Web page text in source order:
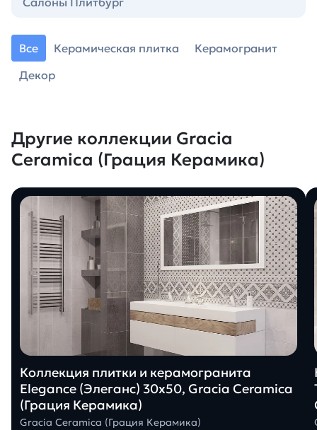
Все Керамическая плитка
Керамогранит
Декор
Другие коллекции Gracia
Ceramica (Грация Керамика)
Коллекция плитки и керамогранита
Elegance (Элеганс) 30х50, Gracia Ceramica
(Грация Керамика)
Gracia Ceramica (Грация Керамика)